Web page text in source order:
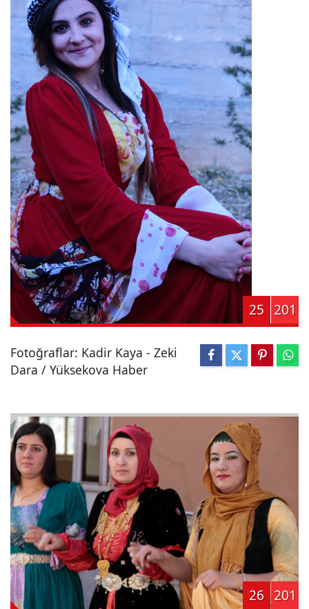
25 201
Fotoğraflar: Kadir Kaya - Zeki
Dara / Yüksekova Haber
26 201